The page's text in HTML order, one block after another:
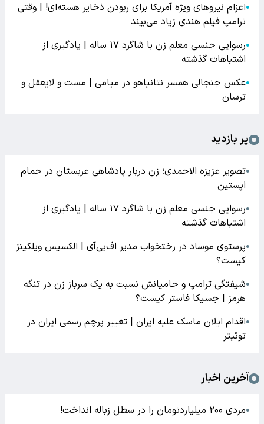
●اعزام نیروهای ویژه آمریکا برای ربودن ذخایر هسته‌ای! | وقتی
ترامپ فیلم هندی زیاد می‌بیند
●
رسوایی جنسی معلم زن با شاگرد ۱۷ ساله | یادگیری از
اشتباهات گذشته
●عکس جنجالی همسر نتانیاهو در میامی | مست و لایعقل و
ترسان
پر بازدید
●تصویر عزیزه الاحمدی؛ زن دربار پادشاهی عربستان در حمام
اپستین
●
رسوایی جنسی معلم زن با شاگرد ۱۷ ساله | یادگیری از
اشتباهات گذشته
●پرستوی موساد در رختخواب مدیر اف‌بی‌آی | الکسیس ویلکینز
کیست؟
●شیفتگی ترامپ و حامیانش نسبت به یک سرباز زن در تنگه
هرمز | جسیکا فاستر کیست؟
●اقدام ایلان ماسک علیه ایران | تغییر پرچم رسمی ایران در
توئیتر
آخرین اخبار
●مردی ۲۰۰ میلیاردتومان را در سطل زباله انداخت!